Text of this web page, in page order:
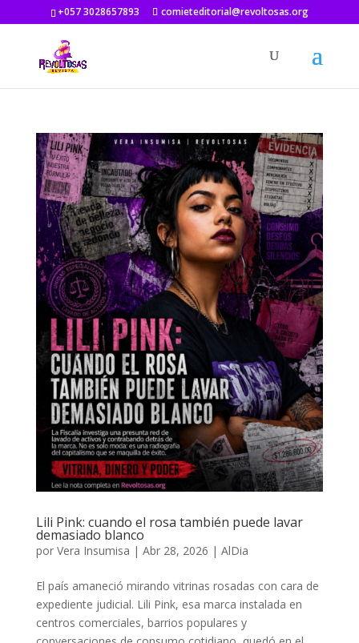
+057 3028657893 comieteditorial@revoltosas.org
Lili Pink: cuando el rosa también puede lavar
demasiado blanco
por Vera Insumisa | Abr 28, 2026 | AlDia
El país amaneció mirando vitrinas rosadas con cara de
expediente judicial. Lili Pink, esa marca instalada en
centros comerciales, barrios populares y